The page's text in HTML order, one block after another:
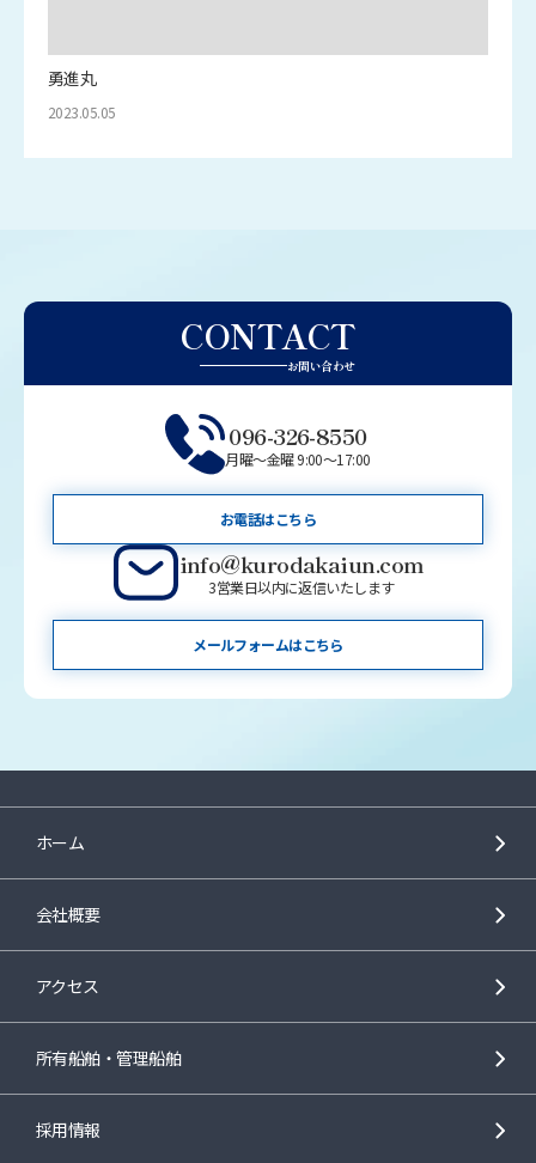
勇進丸
2023.05.05
CONTACT
お問い合わせ
096-326-8550
月曜～金曜 9:00～17:00
お電話はこちら
info@kurodakaiun.com
3営業日以内に返信いたします
メールフォームはこちら
ホーム
会社概要
アクセス
所有船舶・管理船舶
採用情報